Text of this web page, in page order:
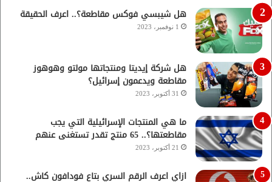
هل شيبسي فوكس مقاطعة؟.. اعرف الحقيقة
1 نوفمبر، 2023
هل شركة إيديتا ومنتجاتها مولتو وهوهوز
مقاطعة ويدعمون إسرائيل؟
31 أكتوبر، 2023
ما هي المنتجات الإسرائيلية التي يجب
مقاطعتها؟.. 65 منتج تقدر تستغنى عنهم
21 أكتوبر، 2023
ازاي اعرف الرقم السري بتاع فودافون كاش..